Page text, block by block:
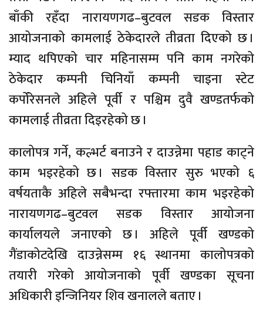
बाँकी रहँदा नारायणगढ–बुटवल सडक विस्तार
आयोजनाको कामलाई ठेकेदारले तीव्रता दिएको छ ।
म्याद थपिएको चार महिनासम्म पनि काम नगरेको
ठेकेदार कम्पनी चिनियाँ कम्पनी चाइना स्टेट
कर्पोरेसनले अहिले पूर्वी र पश्चिम दुवै खण्डतर्फको
कामलाई तीव्रता दिइरहेको छ ।
कालोपत्र गर्ने, कल्भर्ट बनाउने र दाउन्नेमा पहाड काट्ने
काम भइरहेको छ । सडक विस्तार सुरु भएको ६
वर्षयताकै अहिले सबैभन्दा रफ्तारमा काम भइरहेको
नारायणगढ–बुटवल सडक विस्तार आयोजना
कार्यालयले जनाएको छ । अहिले पूर्वी खण्डको
गैंडाकोटदेखि दाउन्नेसम्म १६ स्थानमा कालोपत्रको
तयारी गरेको आयोजनाको पूर्वी खण्डका सूचना
अधिकारी इन्जिनियर शिव खनालले बताए ।